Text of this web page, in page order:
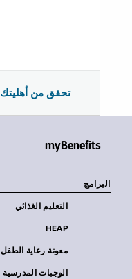
تحقق من أهليتك
myBenefits
البرامج
التعليم الغذائي
HEAP
معونة رعاية الطفل
الوجبات المدرسية